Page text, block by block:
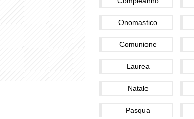
Onomastico
Comunione
Laurea
Natale
Pasqua